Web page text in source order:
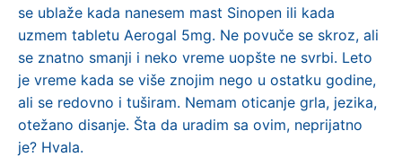
se ublaže kada nanesem mast Sinopen ili kada
uzmem tabletu Aerogal 5mg. Ne povuče se skroz, ali
se znatno smanji i neko vreme uopšte ne svrbi. Leto
je vreme kada se više znojim nego u ostatku godine,
ali se redovno i tuširam. Nemam oticanje grla, jezika,
otežano disanje. Šta da uradim sa ovim, neprijatno
je? Hvala.